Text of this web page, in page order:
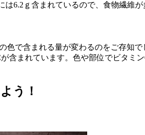
は6.2ｇ含まれているので、食物繊
色で含まれる量が変わるのをご存知
含まれています。色や部位でビタミ
う！